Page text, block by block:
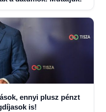
ennyi plusz pénzt
is!